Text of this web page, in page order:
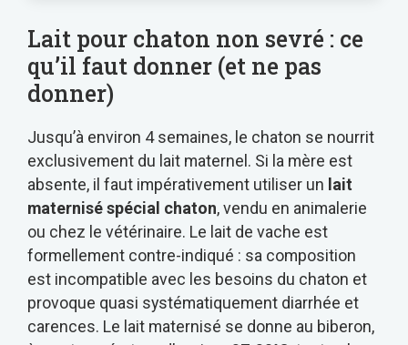
Lait pour chaton non sevré : ce
qu’il faut donner (et ne pas
donner)
Jusqu’à environ 4 semaines, le chaton se nourrit
exclusivement du lait maternel. Si la mère est
absente, il faut impérativement utiliser un lait
maternisé spécial chaton, vendu en animalerie
ou chez le vétérinaire. Le lait de vache est
formellement contre-indiqué : sa composition
est incompatible avec les besoins du chaton et
provoque quasi systématiquement diarrhée et
carences. Le lait maternisé se donne au biberon,